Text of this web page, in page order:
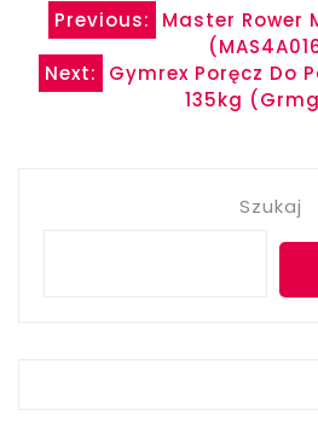
Nawigacja
wpisu
Previous:
Master Rower
Next:
Gymrex Poręcz Do
135kg
Szukaj